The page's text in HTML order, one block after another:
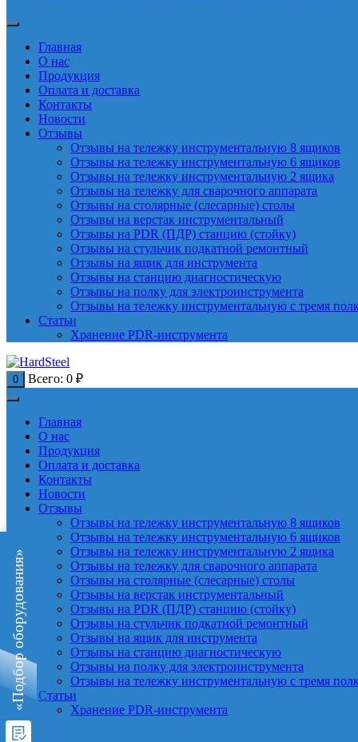
Главная
О нас
Продукция
Оплата и доставка
Контакты
Новости
Отзывы
Отзывы на тележку инструментальную 8 ящиков
Отзывы на тележку инструментальную 6 ящиков
Отзывы на тележку инструментальную 2 ящика
Отзывы на тележку для сварочного аппарата
Отзывы на столярные (слесарные) столы
Отзывы на верстак инструментальный
Отзывы на PDR (ПДР) станцию (стойку)
Отзывы на стульчик подкатной ремонтный
Отзывы на ящик для инструмента
Отзывы на станцию диагностическую
Отзывы на полку для электроинструмента
Отзывы на тележку инструментальную с тремя
Статьи
Хранение PDR-инструмента
0 Всего: 0 ₽
Главная
О нас
Продукция
Оплата и доставка
Контакты
Новости
Отзывы
Отзывы на тележку инструментальную 8 ящиков
Отзывы на тележку инструментальную 6 ящиков
Отзывы на тележку инструментальную 2 ящика
Отзывы на тележку для сварочного аппарата
Отзывы на столярные (слесарные) столы
Отзывы на верстак инструментальный
Отзывы на PDR (ПДР) станцию (стойку)
Отзывы на стульчик подкатной ремонтный
Отзывы на ящик для инструмента
Отзывы на станцию диагностическую
Отзывы на полку для электроинструмента
Отзывы на тележку инструментальную с тремя
Статьи
Хранение PDR-инструмента
«Подбор оборудования»